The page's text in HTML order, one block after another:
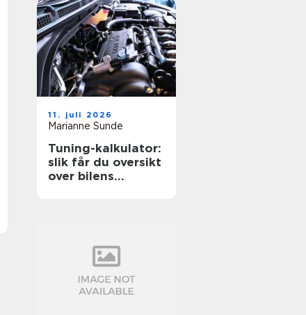
11. juli 2026
Marianne Sunde
Tuning-kalkulator:
slik får du oversikt
over bilens